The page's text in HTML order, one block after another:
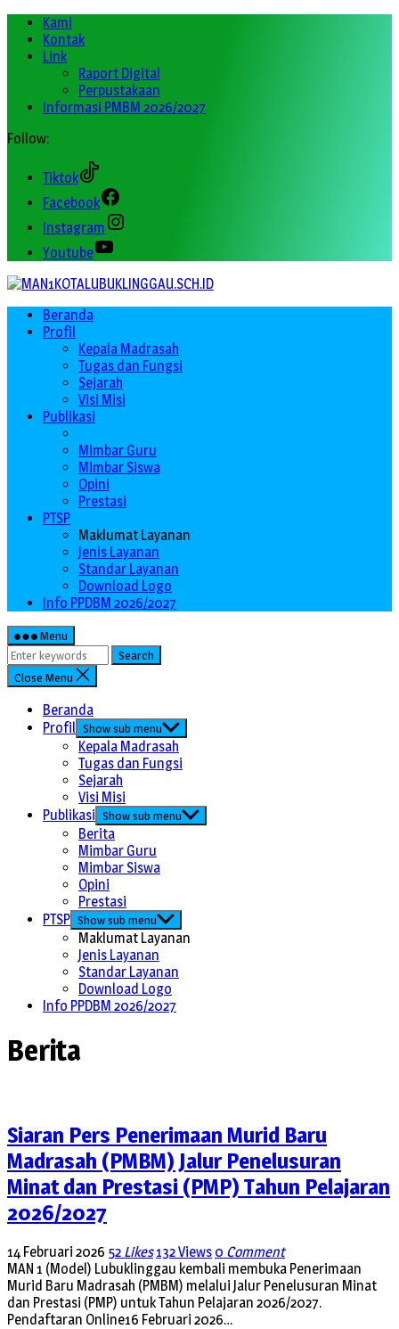
Kami
Kontak
Link
Raport Digital
Perpustakaan
Informasi PMBM 2026/2027
Follow:
Tiktok
Facebook
Instagram
Youtube
Beranda
Profil
Kepala Madrasah
Tugas dan Fungsi
Sejarah
Visi Misi
Publikasi
Mimbar Guru
Mimbar Siswa
Opini
Prestasi
PTSP
Maklumat Layanan
Jenis Layanan
Standar Layanan
Download Logo
Info PPDBM 2026/2027
Menu
Search
Close Menu
Beranda
Profil Show sub menu
Kepala Madrasah
Tugas dan Fungsi
Sejarah
Visi Misi
Publikasi Show sub menu
Berita
Mimbar Guru
Mimbar Siswa
Opini
Prestasi
PTSP Show sub menu
Maklumat Layanan
Jenis Layanan
Standar Layanan
Download Logo
Info PPDBM 2026/2027
Berita
Siaran Pers Penerimaan Murid Baru
Madrasah (PMBM) Jalur Penelusuran
Minat dan Prestasi (PMP) Tahun Pelajaran
2026/2027
14 Februari 2026 52 Likes132 Views 0 Comment
MAN 1 (Model) Lubuklinggau kembali membuka Penerimaan
Murid Baru Madrasah (PMBM) melalui Jalur Penelusuran Minat
dan Prestasi (PMP) untuk Tahun Pelajaran 2026/2027.
Pendaftaran Online16 Februari 2026…